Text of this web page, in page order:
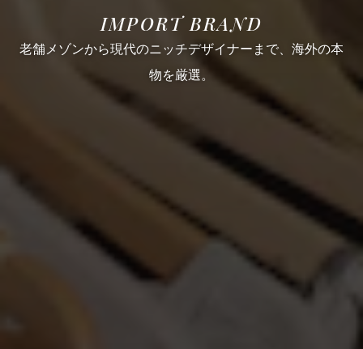
IMPORT BRAND
老舗メゾンから現代のニッチデザイナーまで、海外の本
物を厳選。